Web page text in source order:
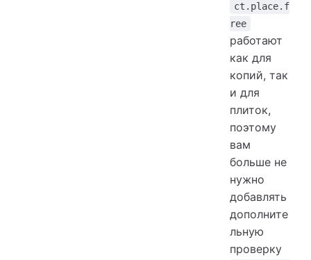
ct.place.f
ree
работают
как для
копий, так
и для
плиток,
поэтому
вам
больше не
нужно
добавлять
дополните
льную
проверку